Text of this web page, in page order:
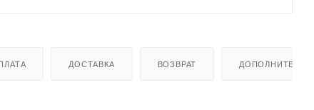
ДОСТАВКА ВОЗВРАТ